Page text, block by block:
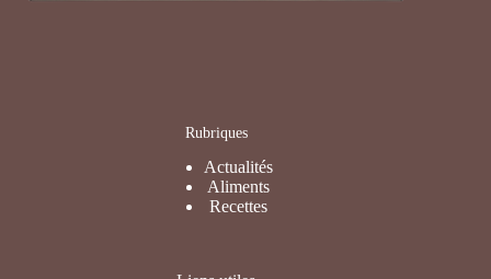
Rubriques
Actualités
Aliments
Recettes